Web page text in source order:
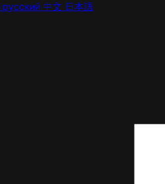
русский 中文 日本語